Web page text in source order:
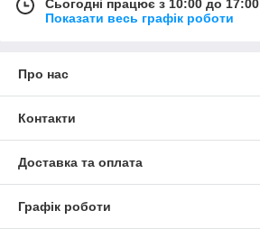
Сьогодні працює з 10:00 до 17:00
Показати весь графік роботи
Про нас
Контакти
Доставка та оплата
Графік роботи